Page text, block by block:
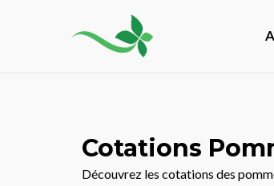
Cotations
Découvrez les cotations des
des